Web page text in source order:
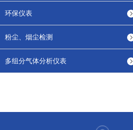
环保仪表
粉尘、烟尘检测
多组分气体分析仪表